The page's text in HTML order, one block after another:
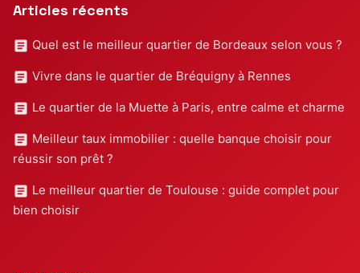
Articles récents
Quel est le meilleur quartier de Bordeaux selon vous ?
Vivre dans le quartier de Bréquigny à Rennes
Le quartier de la Muette à Paris, entre calme et charme
Meilleur taux immobilier : quelle banque choisir pour
réussir son prêt ?
Le meilleur quartier de Toulouse : guide complet pour
bien choisir